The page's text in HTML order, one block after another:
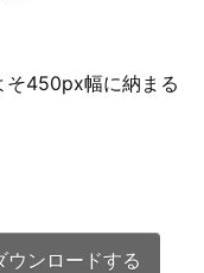
そ450px幅に納まる
ウンロードする